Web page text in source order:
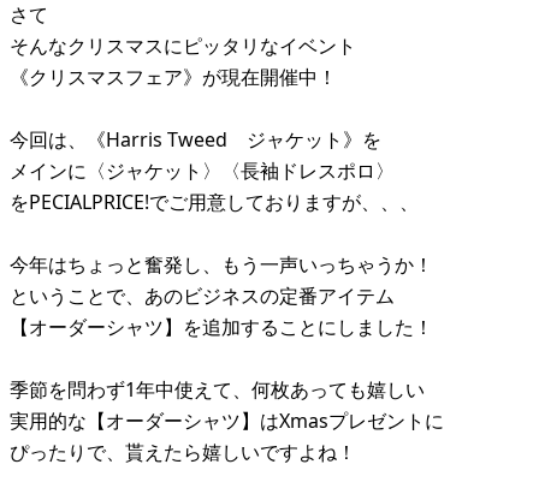
さて
そんなクリスマスにピッタリなイベント
《クリスマスフェア》が現在開催中！
今回は、《Harris Tweed ジャケット》を
メインに〈ジャケット〉〈長袖ドレスポロ〉
をPECIALPRICE!でご用意しておりますが、、、
今年はちょっと奮発し、もう一声いっちゃうか！
ということで、あのビジネスの定番アイテム
【オーダーシャツ】を追加することにしました！
季節を問わず1年中使えて、何枚あっても嬉しい
実用的な【オーダーシャツ】はXmasプレゼントに
ぴったりで、貰えたら嬉しいですよね！